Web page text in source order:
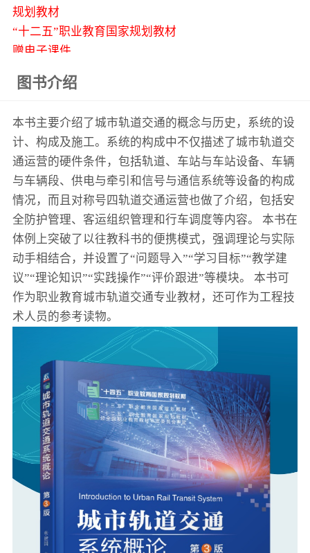
规划教材
“十二五”职业教育国家规划教材
赠电子课件
图书介绍
本书主要介绍了城市轨道交通的概念与历史，系统的设
计、构成及施工。系统的构成中不仅描述了城市轨道交
通运营的硬件条件，包括轨道、车站与车站设备、车辆
与车辆段、供电与牵引和信号与通信系统等设备的构成
情况，而且对称号四轨道交通运营也做了介绍，包括安
全防护管理、客运组织管理和行车调度等内容。 本书在
体例上突破了以往教科书的便携模式，强调理论与实际
动手相结合，并设置了“问题导入”“学习目标”“教学建
议”“理论知识”“实践操作”“评价跟进”等模块。 本书可
作为职业教育城市轨道交通专业教材，还可作为工程技
术人员的参考读物。